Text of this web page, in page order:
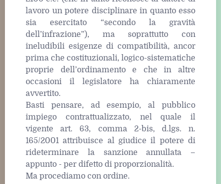
lavoro un potere disciplinare in quanto esso
sia esercitato “secondo la gravità
dell’infrazione”), ma soprattutto con
ineludibili esigenze di compatibilità, ancor
prima che costituzionali, logico-sistematiche
proprie dell’ordinamento e che in altre
occasioni il legislatore ha chiaramente
avvertito.
Basti pensare, ad esempio, al pubblico
impiego contrattualizzato, nel quale il
vigente art. 63, comma 2-bis, d.lgs. n.
165/2001 attribuisce al giudice il potere di
rideterminare la sanzione annullata –
appunto - per difetto di proporzionalità.
Ma procediamo con ordine.